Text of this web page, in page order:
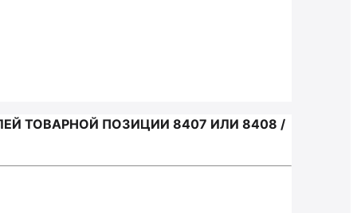
ТОВАРНОЙ ПОЗИЦИИ 8407 ИЛИ 8408 /